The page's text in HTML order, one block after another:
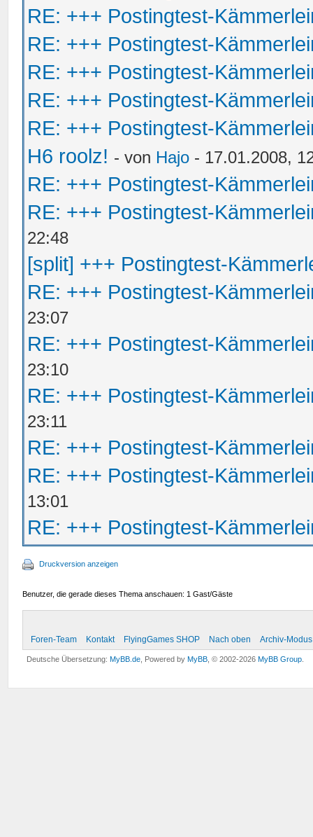
RE: +++ Postingtest-
RE: +++ Postingtest-
RE: +++ Postingtest-
RE: +++ Postingtest-
RE: +++ Postingtest-
H6 roolz! - von Hajo - 17.01.2008,
RE: +++ Postingtest-
RE: +++ Postingtest-
22:48
[split] +++ Postingtest-
RE: +++ Postingtest-
23:07
RE: +++ Postingtest-
23:10
RE: +++ Postingtest-
23:11
RE: +++ Postingtest-
RE: +++ Postingtest-
13:01
RE: +++ Postingtest-
Druckversion anzeigen
Benutzer, die gerade dieses Thema anschauen: 1 Gast/Gäste
Foren-Team Kontakt FlyingGames SHOP Nach oben Archiv-Modus
Deutsche Übersetzung:MyBB.de , Powered byMyBB , © 2002-2026MyBB Group